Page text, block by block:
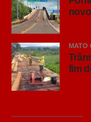
Para melhorar a
MATO
fim